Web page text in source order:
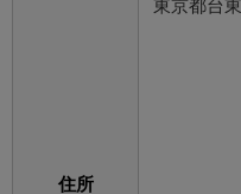
住所
東京都台